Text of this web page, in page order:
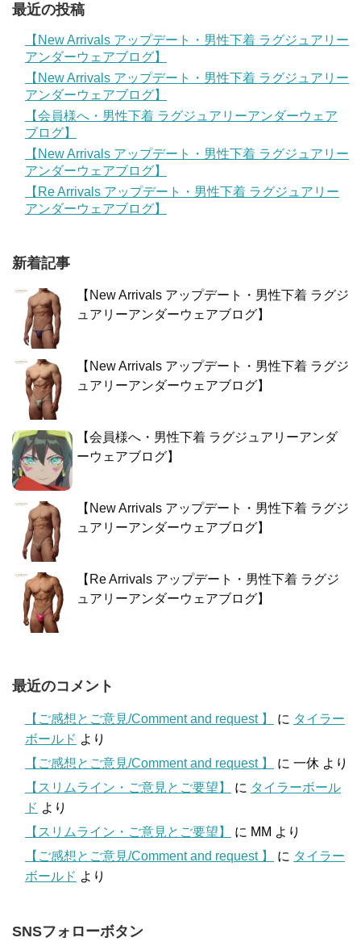
最近の投稿
【New Arrivals アップデート・男性下着 ラグジュアリー
アンダーウェアブログ】
【New Arrivals アップデート・男性下着 ラグジュアリー
アンダーウェアブログ】
【会員様へ・男性下着 ラグジュアリーアンダーウェア
ブログ】
【New Arrivals アップデート・男性下着 ラグジュアリー
アンダーウェアブログ】
【Re Arrivals アップデート・男性下着 ラグジュアリー
アンダーウェアブログ】
新着記事
【New Arrivals アップデート・男性下着 ラグジ
ュアリーアンダーウェアブログ】
【New Arrivals アップデート・男性下着 ラグジ
ュアリーアンダーウェアブログ】
【会員様へ・男性下着 ラグジュアリーアンダ
ーウェアブログ】
【New Arrivals アップデート・男性下着 ラグジ
ュアリーアンダーウェアブログ】
【Re Arrivals アップデート・男性下着 ラグジ
ュアリーアンダーウェアブログ】
最近のコメント
【ご感想とご意見/Comment and request 】 に タイラー
ボールド より
【ご感想とご意見/Comment and request 】
に 一休 より
【スリムライン・ご意見とご要望】
に タイラーボール
ド より
【スリムライン・ご意見とご要望】
に MM より
【ご感想とご意見/Comment and request 】
に タイラー
ボールド より
SNSフォローボタン